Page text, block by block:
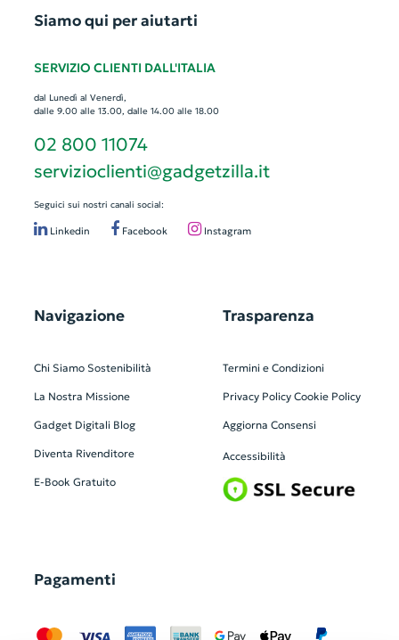
Siamo qui per aiutarti
SERVIZIO CLIENTI DALL'ITALIA
dal Lunedì al Venerdì,
dalle 9.00 alle 13.00, dalle 14.00 alle 18.00
02 800 11074
servizioclienti@gadgetzilla.it
Seguici sui nostri canali social:
Linkedin Facebook Instagram
Navigazione
Chi Siamo Sostenibilità
La Nostra Missione
Gadget Digitali Blog
Diventa Rivenditore
E-Book Gratuito
Trasparenza
Termini e Condizioni
Privacy Policy Cookie Policy
Aggiorna Consensi
Accessibilità
Pagamenti